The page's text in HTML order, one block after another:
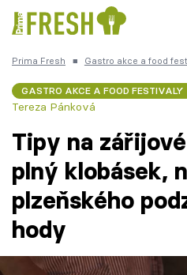
Česká kuchyně
Témata
Recepty
Prima Fresh ■ Gastro akce a food
GASTRO AKCE A FOOD FESTIVALY
Tereza Pánková
Tipy na
plný klobásek,
plzeňského
hody